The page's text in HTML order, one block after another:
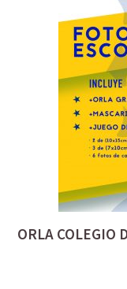
ORLA COLEGIO